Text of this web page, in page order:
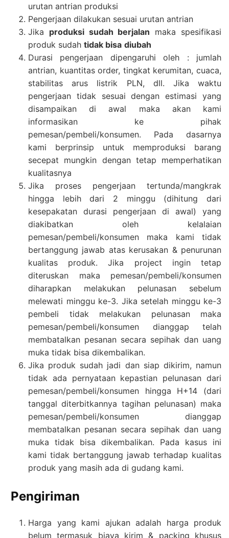
urutan antrian produksi
Pengerjaan dilakukan sesuai urutan antrian
Jika produksi sudah berjalan maka spesifikasi
produk sudah tidak bisa diubah
Durasi pengerjaan dipengaruhi oleh : jumlah
antrian, kuantitas order, tingkat kerumitan, cuaca,
stabilitas arus listrik PLN, dll. Jika waktu
pengerjaan tidak sesuai dengan estimasi yang
disampaikan di awal maka akan kami
informasikan ke pihak
pemesan/pembeli/konsumen. Pada dasarnya
kami berprinsip untuk memproduksi barang
secepat mungkin dengan tetap memperhatikan
kualitasnya
Jika proses pengerjaan tertunda/mangkrak
hingga lebih dari 2 minggu (dihitung dari
kesepakatan durasi pengerjaan di awal) yang
diakibatkan oleh kelalaian
pemesan/pembeli/konsumen maka kami tidak
bertanggung jawab atas kerusakan & penurunan
kualitas produk. Jika project ingin tetap
diteruskan maka pemesan/pembeli/konsumen
diharapkan melakukan pelunasan sebelum
melewati minggu ke-3. Jika setelah minggu ke-3
pembeli tidak melakukan pelunasan maka
pemesan/pembeli/konsumen dianggap telah
membatalkan pesanan secara sepihak dan uang
muka tidak bisa dikembalikan.
Jika produk sudah jadi dan siap dikirim, namun
tidak ada pernyataan kepastian pelunasan dari
pemesan/pembeli/konsumen hingga H+14 (dari
tanggal diterbitkannya tagihan pelunasan) maka
pemesan/pembeli/konsumen dianggap
membatalkan pesanan secara sepihak dan uang
muka tidak bisa dikembalikan. Pada kasus ini
kami tidak bertanggung jawab terhadap kualitas
produk yang masih ada di gudang kami.
Pengiriman
Harga yang kami ajukan adalah harga produk
belum termasuk biaya kirim & packing khusus